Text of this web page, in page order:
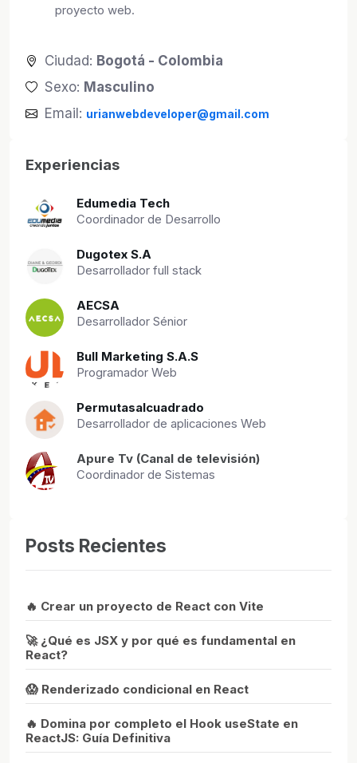
proyecto web.
Ciudad: Bogotá - Colombia
Sexo: Masculino
Email: urianwebdeveloper@gmail.com
Experiencias
Edumedia Tech
Coordinador de Desarrollo
Dugotex S.A
Desarrollador full stack
AECSA
Desarrollador Sénior
Bull Marketing S.A.S
Programador Web
Permutasalcuadrado
Desarrollador de aplicaciones Web
Apure Tv (Canal de televisión)
Coordinador de Sistemas
Posts Recientes
🔥 Crear un proyecto de React con Vite
🚀 ¿Qué es JSX y por qué es fundamental en
React?
😱 Renderizado condicional en React
🔥 Domina por completo el Hook useState en
ReactJS: Guía Definitiva